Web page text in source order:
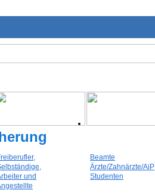
und
Beamte
Ärzte/Zahnärzte/AiP
Studenten